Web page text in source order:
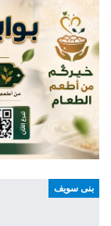
بنى سويف